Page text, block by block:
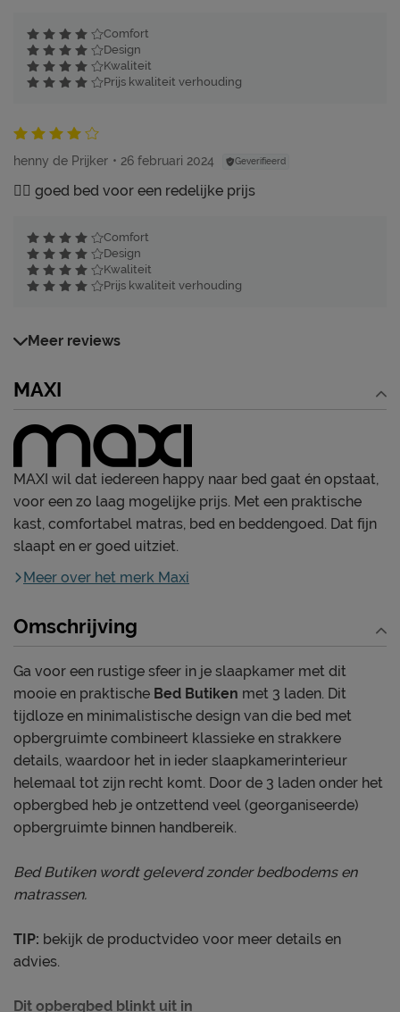
Comfort
Design
Kwaliteit
Prijs kwaliteit verhouding
henny de Prijker 26 februari 2024 Geverifieerd
👍🏼 goed bed voor een redelijke prijs
Comfort
Design
Kwaliteit
Prijs kwaliteit verhouding
Meer reviews
MAXI
MAXI wil dat iedereen happy naar bed gaat én opstaat,
voor een zo laag mogelijke prijs. Met een praktische
kast, comfortabel matras, bed en beddengoed. Dat fijn
slaapt en er goed uitziet.
Meer over het merk Maxi
Omschrijving
Ga voor een rustige sfeer in je slaapkamer met dit
mooie en praktische Bed Butiken met 3 laden. Dit
tijdloze en minimalistische design van die bed met
opbergruimte combineert klassieke en strakkere
details, waardoor het in ieder slaapkamerinterieur
helemaal tot zijn recht komt. Door de 3 laden onder het
opbergbed heb je ontzettend veel (georganiseerde)
opbergruimte binnen handbereik.
Bed Butiken wordt geleverd zonder bedbodems en
matrassen.
TIP: bekijk de productvideo voor meer details en
advies.
Dit opbergbed blinkt uit in